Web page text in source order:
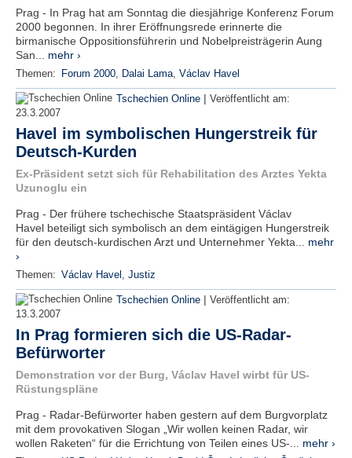
Prag - In Prag hat am Sonntag die diesjährige Konferenz Forum
2000 begonnen. In ihrer Eröffnungsrede erinnerte die
birmanische Oppositionsführerin und Nobelpreisträgerin Aung
San... mehr ›
Themen: Forum 2000, Dalai Lama, Václav Havel
Tschechien Online | Veröffentlicht am:
23.3.2007
Havel im symbolischen Hungerstreik für
Deutsch-Kurden
Ex-Präsident setzt sich für Rehabilitation des Arztes Yekta
Uzunoglu ein
Prag - Der frühere tschechische Staatspräsident Václav
Havel beteiligt sich symbolisch an dem eintägigen Hungerstreik
für den deutsch-kurdischen Arzt und Unternehmer Yekta... mehr
›
Themen: Václav Havel , Justiz
Tschechien Online | Veröffentlicht am:
13.3.2007
In Prag formieren sich die US-Radar-
Befürworter
Demonstration vor der Burg, Václav Havel wirbt für US-
Rüstungspläne
Prag - Radar-Befürworter haben gestern auf dem Burgvorplatz
mit dem provokativen Slogan „Wir wollen keinen Radar, wir
wollen Raketen“ für die Errichtung von Teilen eines US-... mehr ›